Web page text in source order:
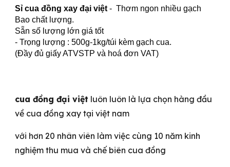
Sỉ cua đồng xay đại việt - Thơm ngon nhiều gạch
Bao chất lượng.
Sẵn số lượng lớn giá tốt
- Trọng lượng : 500g-1kg/túi kèm gạch cua.
(Đầy đủ giấy ATVSTP và hoá đơn VAT)
cua đồng đại việt luôn luôn là lựa chọn hàng đầu
về cua đồng xay tại việt nam
với hơn 20 nhân viên làm việc cùng 10 năm kinh
nghiệm thu mua và chế biên cua đồng